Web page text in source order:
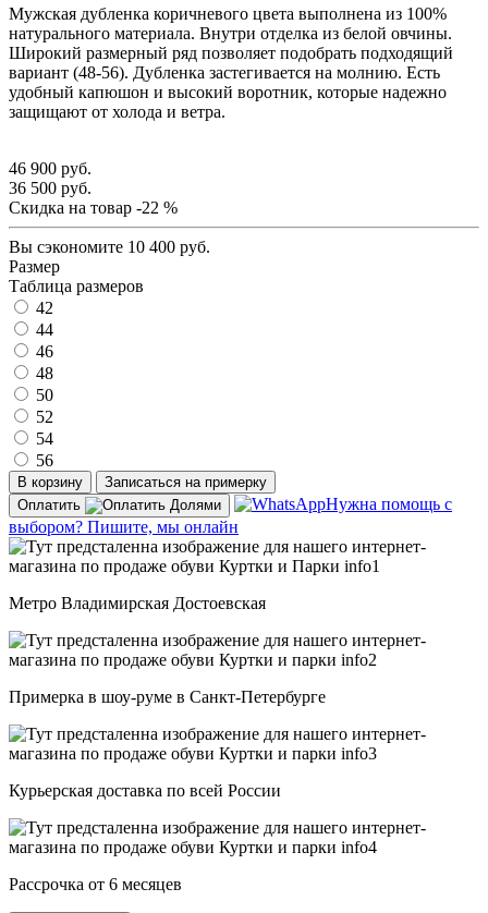
Мужская дубленка коричневого цвета выполнена из 100%
натурального материала. Внутри отделка из белой овчины.
Широкий размерный ряд позволяет подобрать подходящий
вариант (48-56). Дубленка застегивается на молнию. Есть
удобный капюшон и высокий воротник, которые надежно
защищают от холода и ветра.
46 900 руб.
36 500 руб.
Скидка на товар -22 %
Вы сэкономите 10 400 руб.
Размер
Таблица размеров
42
44
46
48
50
52
54
56
В корзину
Записаться на примерку
Оплатить
Нужна помощь с
выбором? Пишите, мы онлайн
Метро Владимирская Достоевская
Примерка в шоу-руме в Санкт-Петербурге
Курьерская доставка по всей России
Рассрочка от 6 месяцев